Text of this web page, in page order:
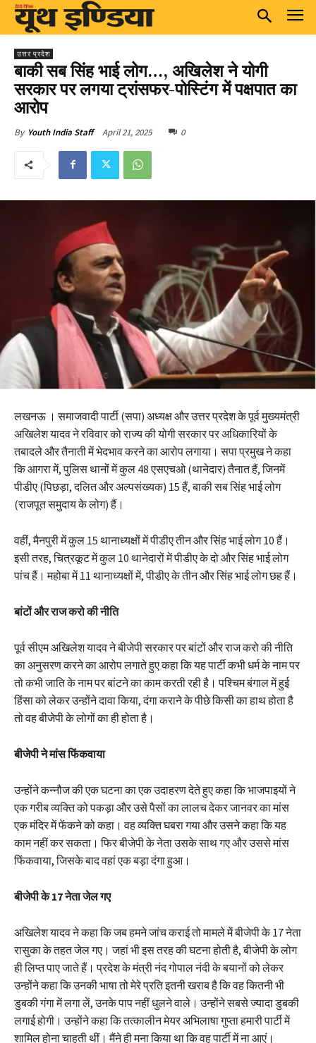
उत्तर प्रदेश
बाकी सब सिंह भाई लोग…, अखिलेश ने योगी
सरकार पर लगया ट्रांसफर-पोस्टिंग में पक्षपात का
आरोप
By Youth India Staff April 21, 2025 0
लखनऊ । समाजवादी पार्टी (सपा) अध्यक्ष और उत्तर प्रदेश के पूर्व मुख्यमंत्री
अखिलेश यादव ने रविवार को राज्य की योगी सरकार पर अधिकारियों के
तबादले और तैनाती में भेदभाव करने का आरोप लगाया। सपा प्रमुख ने कहा
कि आगरा में, पुलिस थानों में कुल 48 एसएचओ (थानेदार) तैनात हैं, जिनमें
पीडीए (पिछड़ा, दलित और अल्पसंख्यक) 15 हैं, बाकी सब सिंह भाई लोग
(राजपूत समुदाय के लोग) हैं।
वहीं, मैनपुरी में कुल 15 थानाध्यक्षों में पीडीए तीन और सिंह भाई लोग 10 हैं।
इसी तरह, चित्रकूट में कुल 10 थानेदारों में पीडीए के दो और सिंह भाई लोग
पांच हैं। महोबा में 11 थानाध्यक्षों में, पीडीए के तीन और सिंह भाई लोग छह हैं।
बांटों और राज करो की नीति
पूर्व सीएम अखिलेश यादव ने बीजेपी सरकार पर बांटों और राज करो की नीति
का अनुसरण करने का आरोप लगाते हुए कहा कि यह पार्टी कभी धर्म के नाम पर
तो कभी जाति के नाम पर बांटने का काम करती रही है। पश्चिम बंगाल में हुई
हिंसा को लेकर उन्होंने दावा किया, दंगा कराने के पीछे किसी का हाथ होता है
तो वह बीजेपी के लोगों का ही होता है।
बीजेपी ने मांस फिंकवाया
उन्होंने कन्नौज की एक घटना का एक उदाहरण देते हुए कहा कि भाजपाइयों ने
एक गरीब व्यक्ति को पकड़ा और उसे पैसों का लालच देकर जानवर का मांस
एक मंदिर में फेंकने को कहा। वह व्यक्ति घबरा गया और उसने कहा कि यह
काम नहीं कर सकता। फिर बीजेपी के नेता उसके साथ गए और उससे मांस
फिंकवाया, जिसके बाद वहां एक बड़ा दंगा हुआ।
बीजेपी के 17 नेता जेल गए
अखिलेश यादव ने कहा कि जब हमने जांच कराई तो मामले में बीजेपी के 17 नेता
रासुका के तहत जेल गए। जहां भी इस तरह की घटना होती है, बीजेपी के लोग
ही लिप्त पाए जाते हैं। प्रदेश के मंत्री नंद गोपाल नंदी के बयानों को लेकर
उन्होंने कहा कि उनकी भाषा तो मेरे प्रति इतनी खराब है कि वह कितनी भी
डुबकी गंगा में लगा लें, उनके पाप नहीं धुलने वाले। उन्होंने सबसे ज्यादा डुबकी
लगाई होगी। उन्होंने कहा कि तत्कालीन मेयर अभिलाषा गुप्ता हमारी पार्टी में
शामिल होना चाहती थीं। मैंने ही मना किया था कि वह पार्टी में ना आएं।